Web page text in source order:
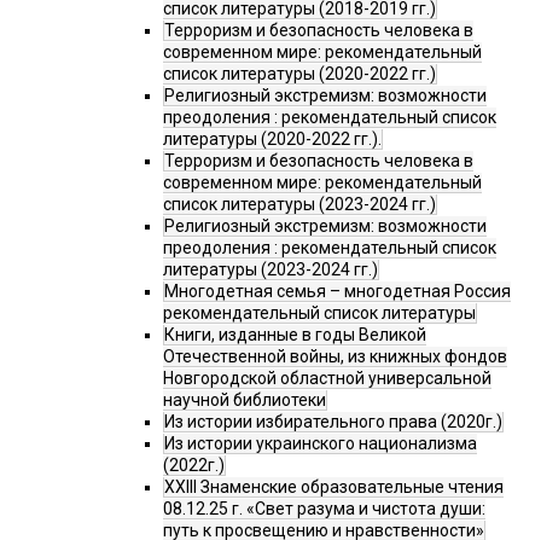
список литературы (2018-2019 гг.)
Терроризм и безопасность человека в
современном мире: рекомендательный
список литературы (2020-2022 гг.)
Религиозный экстремизм: возможности
преодоления : рекомендательный список
литературы (2020-2022 гг.).
Терроризм и безопасность человека в
современном мире: рекомендательный
список литературы (2023-2024 гг.)
Религиозный экстремизм: возможности
преодоления : рекомендательный список
литературы (2023-2024 гг.)
Многодетная семья – многодетная Россия
рекомендательный список литературы
Книги, изданные в годы Великой
Отечественной войны, из книжных фондов
Новгородской областной универсальной
научной библиотеки
Из истории избирательного права (2020г.)
Из истории украинского национализма
(2022г.)
XXIII Знаменские образовательные чтения
08.12.25 г. «Свет разума и чистота души:
путь к просвещению и нравственности»